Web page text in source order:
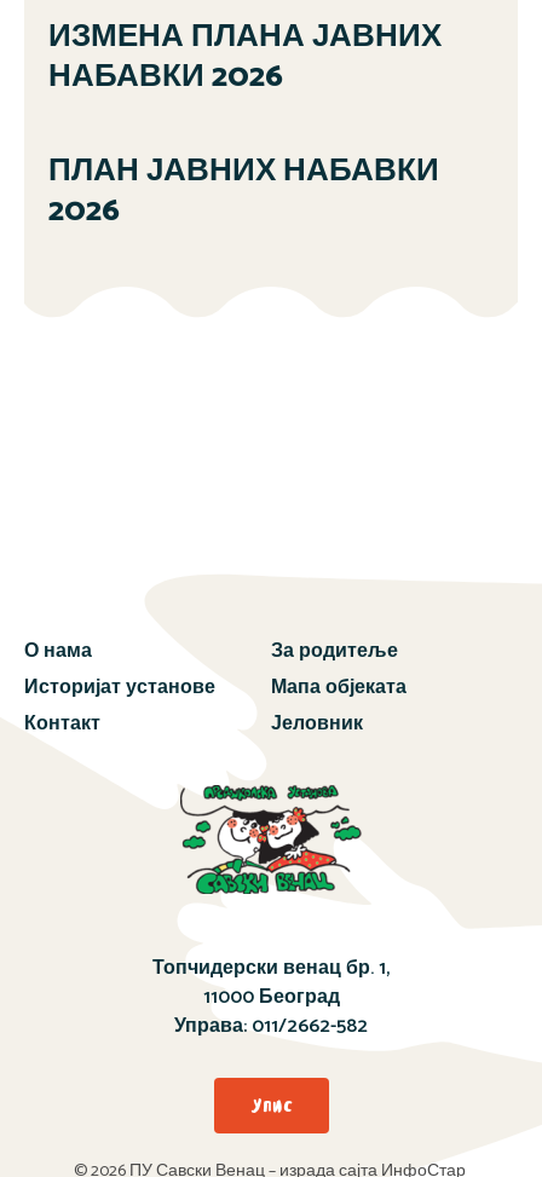
ИЗМЕНА ПЛАНА ЈАВНИХ
НАБАВКИ 2026
ПЛАН ЈАВНИХ НАБАВКИ
2026
О нама
Историјат установе
Контакт
За родитеље
Мапа објеката
Јеловник
Топчидерски венац бр. 1,
11000 Београд
Управа:011/2662-582
Упис
© 2026 ПУ Савски Венац – израда сајта ИнфоСтар